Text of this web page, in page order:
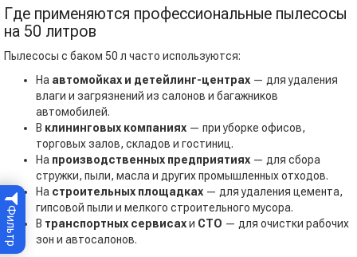
Фильтр
Где применяются профессиональные пылесосы
на 50 литров
Пылесосы с баком 50 л часто используются:
На автомойках и детейлинг-центрах — для удаления
влаги и загрязнений из салонов и багажников
автомобилей.
В клининговых компаниях — при уборке офисов,
торговых залов, складов и гостиниц.
На производственных предприятиях — для сбора
стружки, пыли, масла и других промышленных отходов.
На строительных площадках — для удаления цемента,
гипсовой пыли и мелкого строительного мусора.
В транспортных сервисахи СТО — для очистки рабочих
зон и автосалонов.